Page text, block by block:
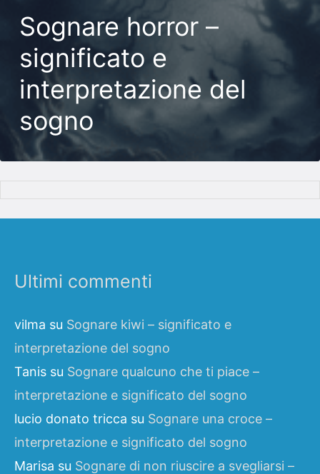
Sognare horror –
significato e
interpretazione del
sogno
Ultimi commenti
vilma su Sognare kiwi – significato e
interpretazione del sogno
Tanis su Sognare qualcuno che ti piace –
interpretazione e significato del sogno
lucio donato tricca su Sognare una croce –
interpretazione e significato del sogno
Marisa su Sognare di non riuscire a svegliarsi –